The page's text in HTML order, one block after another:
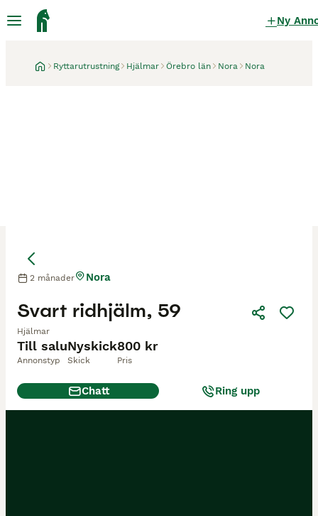
Ny
Ryttarutrustning Hjälmar Örebro län Nora Nora
Till salu
Annonstyp
Nyskick
Skick
800 kr
Pris
Svart ridhjälm, 59
Hjälmar
2 månader Nora
Chatt Ring upp